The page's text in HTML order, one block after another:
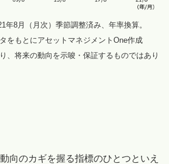
年8月（月次）季節調整済み、年率換算。
をもとにアセットマネジメントOne作成
、将来の動向を示唆・保証するものではあり
向のカギを握る指標のひとつといえ